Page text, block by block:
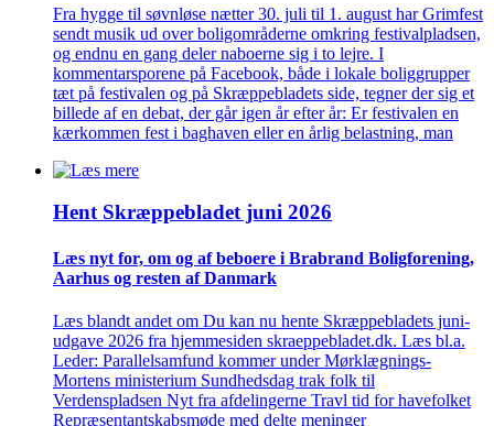
Fra hygge til søvnløse nætter 30. juli til 1. august har Grimfest
sendt musik ud over boligområderne omkring festivalpladsen,
og endnu en gang deler naboerne sig i to lejre. I
kommentarsporene på Facebook, både i lokale boliggrupper
tæt på festivalen og på Skræppebladets side, tegner der sig et
billede af en debat, der går igen år efter år: Er festivalen en
kærkommen fest i baghaven eller en årlig belastning, man
Hent Skræppe­bladet juni 2026
Læs nyt for, om og af beboere i Brabrand Bolig­forening,
Aarhus og resten af Danmark
Læs blandt andet om Du kan nu hente Skræppebladets juni-
udgave 2026 fra hjemmesiden skraeppebladet.dk. Læs bl.a.
Leder: Parallelsamfund kommer under Mørklægnings-
Mortens ministerium Sundhedsdag trak folk til
Verdenspladsen Nyt fra afdelingerne Travl tid for havefolket
Repræsentantskabsmøde med delte meninger